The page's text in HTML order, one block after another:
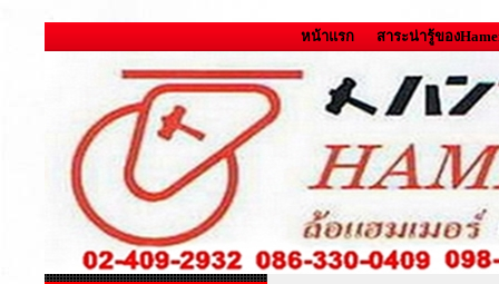
หน้าแรก สาระน่ารู้ของ